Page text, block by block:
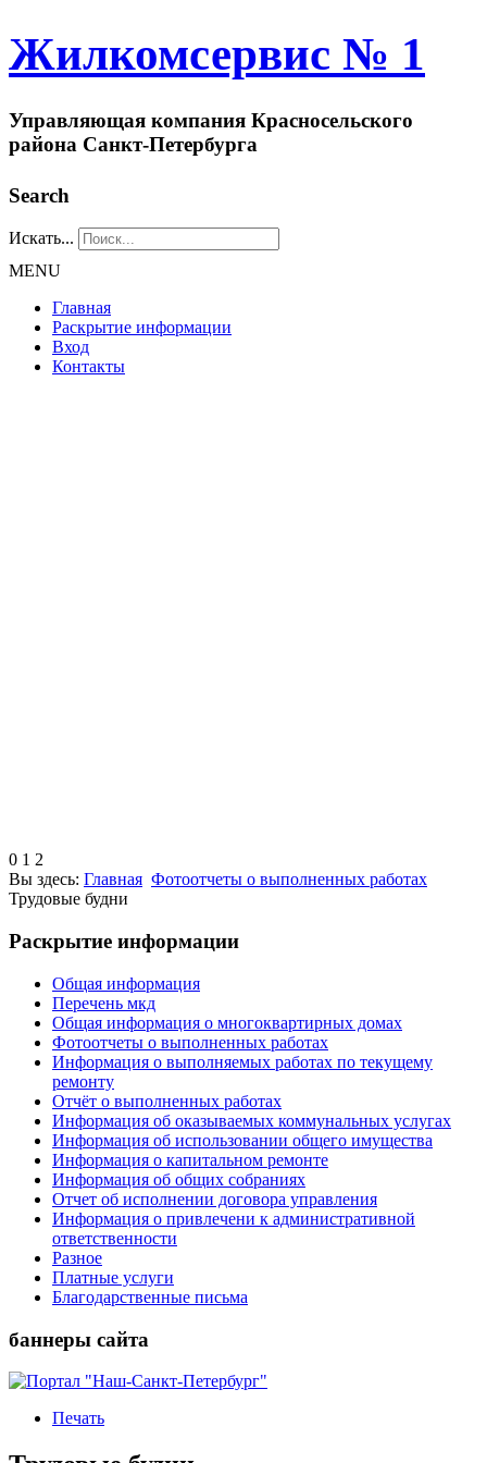
Жилкомсервис № 1
Управляющая компания Красносельского
района Санкт-Петербурга
Search
Искать...
MENU
Главная
Раскрытие информации
Вход
Контакты
0 1 2
Вы здесь: Главная Фотоотчеты о выполненных работах
Трудовые будни
Раскрытие информации
Общая информация
Перечень мкд
Общая информация о многоквартирных домах
Фотоотчеты о выполненных работах
Информация о выполняемых работах по текущему
ремонту
Отчёт о выполненных работах
Информация об оказываемых коммунальных услугах
Информация об использовании общего имущества
Информация о капитальном ремонте
Информация об общих собраниях
Отчет об исполнении договора управления
Информация о привлечени к административной
ответственности
Разное
Платные услуги
Благодарственные письма
баннеры сайта
Печать